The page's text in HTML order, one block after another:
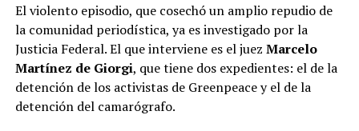
El violento episodio, que cosechó un amplio repudio de
la comunidad periodística, ya es investigado por la
Justicia Federal. El que interviene es el juez Marcelo
Martínez de Giorgi, que tiene dos expedientes: el de la
detención de los activistas de Greenpeace y el de la
detención del camarógrafo.